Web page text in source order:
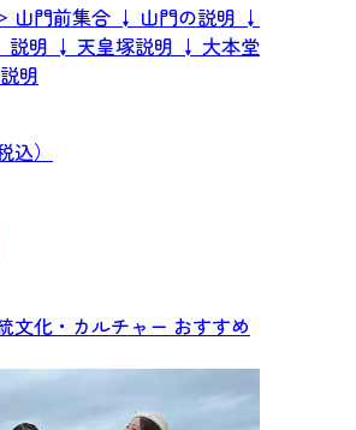
↓
説明 ↓ 天皇塚説明 ↓ 大本堂
明
込）
文化・カルチャー おすすめ